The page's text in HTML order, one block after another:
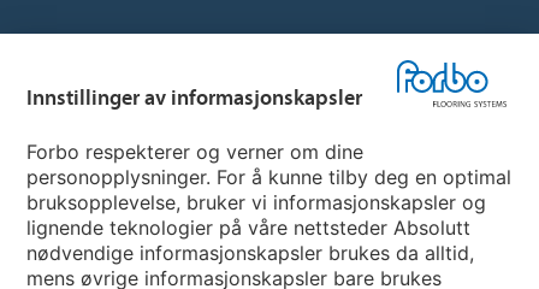
Hjemmeside per land
Velg land
My Forbo
INFORMASJON COVID-19
Support - Ansvarsfraskrivelse
Innstillinger av informasjonskapsler
Forbo respekterer og verner om dine
personopplysninger. For å kunne tilby deg en optimal
bruksopplevelse, bruker vi informasjonskapsler og
lignende teknologier på våre nettsteder Absolutt
nødvendige informasjonskapsler brukes da alltid,
mens øvrige informasjonskapsler bare brukes